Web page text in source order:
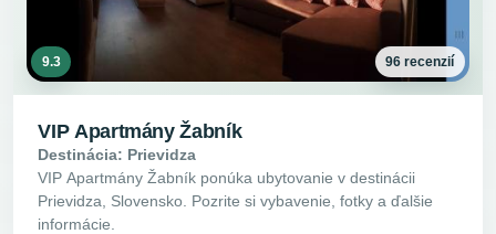
9.3 96 recenzií
VIP Apartmány Žabník
Destinácia: Prievidza
VIP Apartmány Žabník ponúka ubytovanie v destinácii
Prievidza, Slovensko. Pozrite si vybavenie, fotky a ďalšie
informácie.